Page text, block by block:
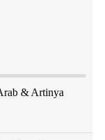
& Artinya